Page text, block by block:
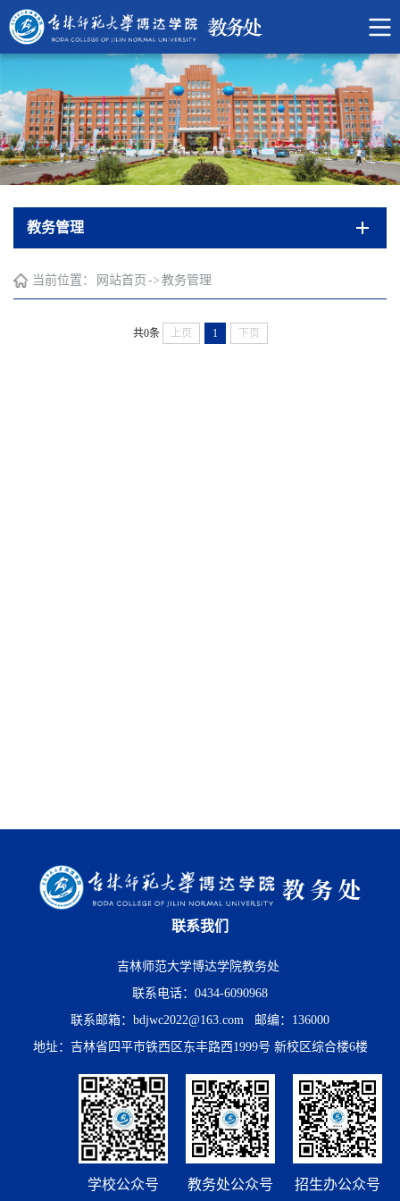
教务管理
当前位置： 网站首页 -> 教务管理
共0条 上页 1 下页
联系我们
吉林师范大学博达学院教务处
联系电话：0434-6090968
联系邮箱：bdjwc2022@163.com 邮编：136000
地址：吉林省四平市铁西区东丰路西1999号 新校区综合楼6楼
学校公众号 教务处公众号 招生办公众号